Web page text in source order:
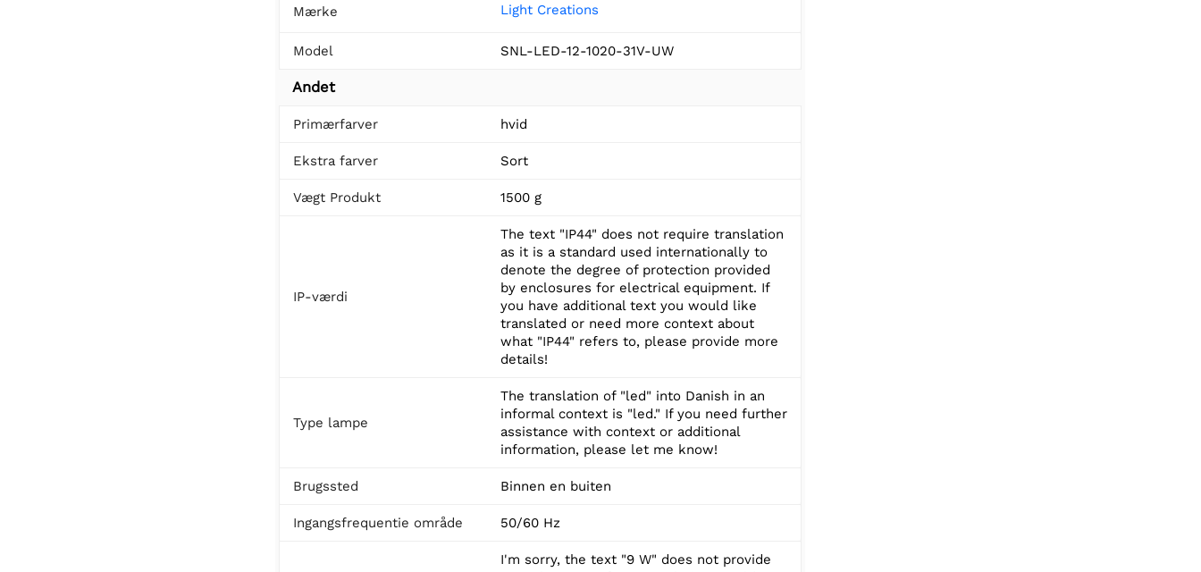
Mærke Light Creations
Model SNL-LED-12-1020-31V-UW
Andet
Primærfarver hvid
Ekstra farver Sort
Vægt Produkt 1500 g
IP-værdi
The text "IP44" does not require translation
as it is a standard used internationally to
denote the degree of protection provided
by enclosures for electrical equipment. If
you have additional text you would like
translated or need more context about
what "IP44" refers to, please provide more
details!
Type lampe
The translation of "led" into Danish in an
informal context is "led." If you need further
assistance with context or additional
information, please let me know!
Brugssted Binnen en buiten
Ingangsfrequentie område 50/60 Hz
I'm sorry, the text "9 W" does not provide